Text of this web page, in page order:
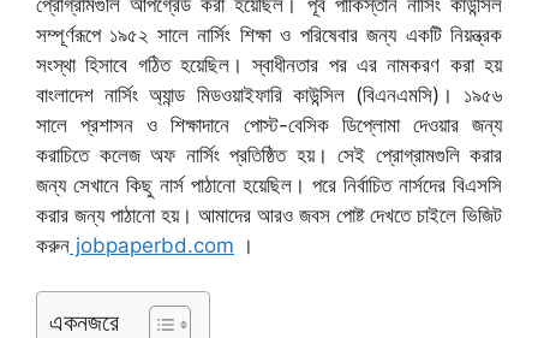
সম্পূর্ণরূপে ১৯৫২ সালে নার্সিং শিক্ষা ও পরিষেবার জন্য একটি নিয়ন্ত্রক
সংস্থা হিসাবে গঠিত হয়েছিল। স্বাধীনতার পর এর নামকরণ করা হয়
বাংলাদেশ নার্সিং অ্যান্ড মিডওয়াইফারি কাউন্সিল (বিএনএমসি)। ১৯৫৬
সালে প্রশাসন ও শিক্ষাদানে পোস্ট-বেসিক ডিপ্লোমা দেওয়ার জন্য
করাচিতে কলেজ অফ নার্সিং প্রতিষ্ঠিত হয়। সেই প্রোগ্রামগুলি করার
জন্য সেখানে কিছু নার্স পাঠানো হয়েছিল। পরে নির্বাচিত নার্সদের বিএসসি
করার জন্য পাঠানো হয়। আমাদের আরও জবস পোষ্ট দেখতে চাইলে ভিজিট
করুন jobpaperbd.com ।
একনজরে